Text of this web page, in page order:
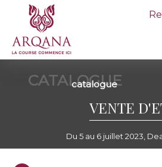
CATALOGUE
catalogue
VENTE
Du 5 au 6 juillet 2023,